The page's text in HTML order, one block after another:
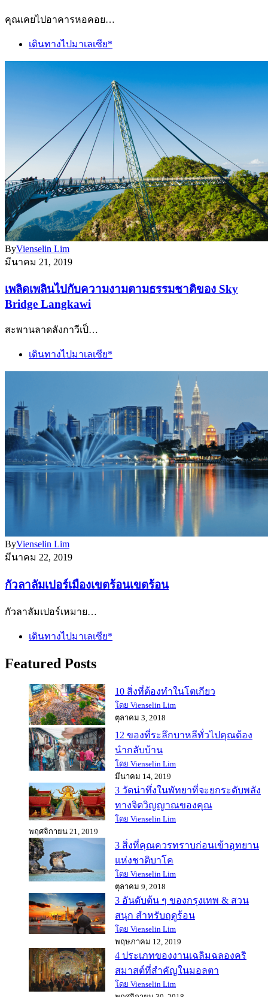
คุณเคยไปอาคารหอคอย…
เดินทางไปมาเลเซีย*
ByVienselin Lim
มีนาคม 21, 2019
เพลิดเพลินไปกับความงามตามธรรมชาติของ Sky
Bridge Langkawi
สะพานลาดลังกาวีเป็…
เดินทางไปมาเลเซีย*
ByVienselin Lim
มีนาคม 22, 2019
กัวลาลัมเปอร์เมืองเขตร้อนเขตร้อน
กัวลาลัมเปอร์เหมาย…
เดินทางไปมาเลเซีย*
Featured Posts
10 สิ่งที่ต้องทำในโตเกียว
โดย Vienselin Lim
ตุลาคม 3, 2018
12 ของที่ระลึกบาหลีทั่วไปคุณต้อง
นำกลับบ้าน
โดย Vienselin Lim
มีนาคม 14, 2019
3 วัดน่าทึ่งในพัทยาที่จะยกระดับพลัง
ทางจิตวิญญาณของคุณ
โดย Vienselin Lim
พฤศจิกายน 21, 2019
3 สิ่งที่คุณควรทราบก่อนเข้าอุทยาน
แห่งชาติบาโค
โดย Vienselin Lim
ตุลาคม 9, 2018
3 อันดับต้น ๆ ของกรุงเทพ & สวน
สนุก สำหรับฤดูร้อน
โดย Vienselin Lim
พฤษภาคม 12, 2019
4 ประเภทของงานเฉลิมฉลองคริ
สมาสต์ที่สำคัญในมอลตา
โดย Vienselin Lim